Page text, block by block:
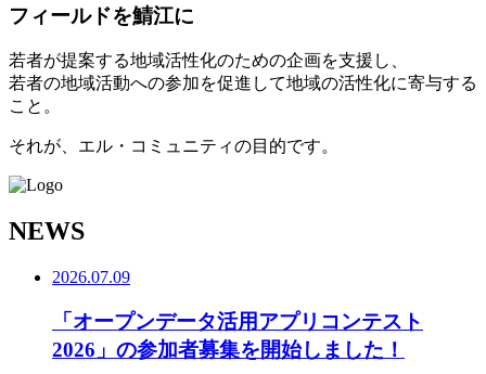
フィールドを鯖江に
若者が提案する地域活性化のための企画を支援し、
若者の地域活動への参加を促進して地域の活性化に寄与する
こと。
それが、エル・コミュニティの目的です。
NEWS
2026.07.09
「オープンデータ活用アプリコンテスト
2026」の参加者募集を開始しました！